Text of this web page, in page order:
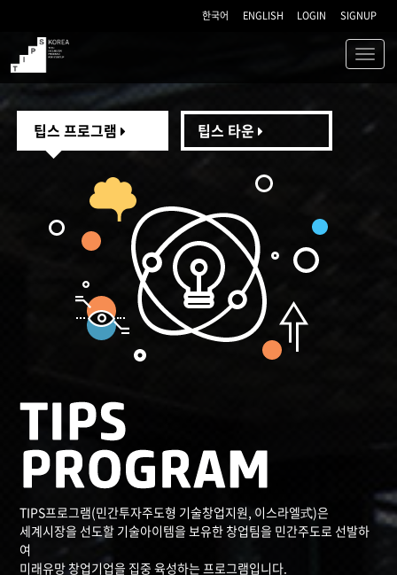
한국어 ENGLISH LOGIN SIGNUP
TIPS
팁스 프로그램 팁스 타운
TIPS프로그램(민간투자주도형 기술창업지원, 이스라엘式)은
세계시장을 선도할 기술아이템을 보유한 창업팀을 민간주도로 선발하
여
미래유망 창업기업을 집중 육성하는 프로그램입니다.